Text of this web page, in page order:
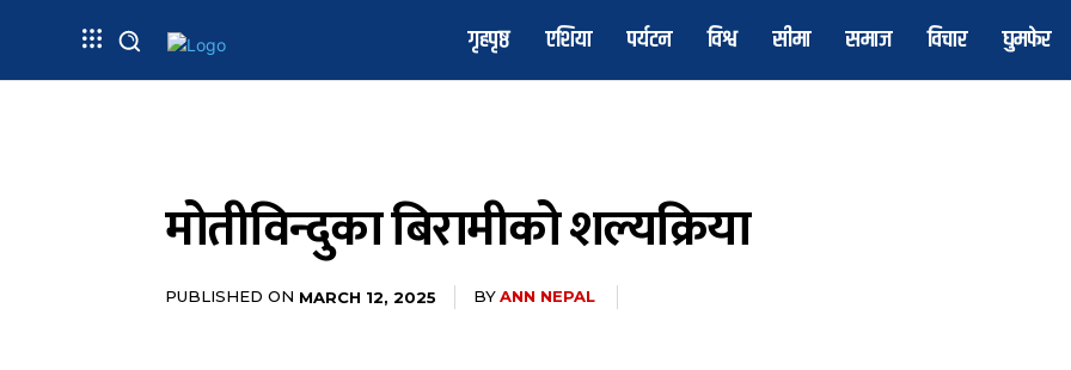
गृहपृष्ठ एशिया पर्यटन विश्व सीमा समाज विचार घुमफेर
मोतीविन्दुका बिरामीको शल्यक्रिया
PUBLISHED ON MARCH 12, 2025 BYANN NEPAL